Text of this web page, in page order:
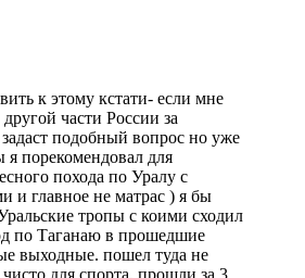
к этому кстати- если мне
части России за
подобный вопрос но уже
я порекомендовал для
похода по Уралу с
и главное не матрас ) я бы
тропы с коими сходил
по Таганаю в прошедшие
выходные. пошел туда не